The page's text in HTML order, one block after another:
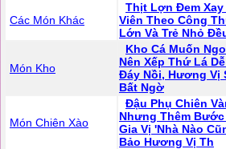
Các Món Khác
Thịt Lợn Đem Xay
Viên Theo Công
Lớn Và Trẻ Nhỏ
Món Kho
Kho Cá Muốn
Nên Xếp Thứ Lá
Đáy Nồi, Hương Vị
Bất Ngờ
Món Chiên Xào
Đậu Phụ Chiên
Nhưng Thêm
Gia Vị 'Nhà Nào
Bảo Hương Vị Th